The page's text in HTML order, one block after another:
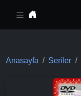
Anasayfa Seriler